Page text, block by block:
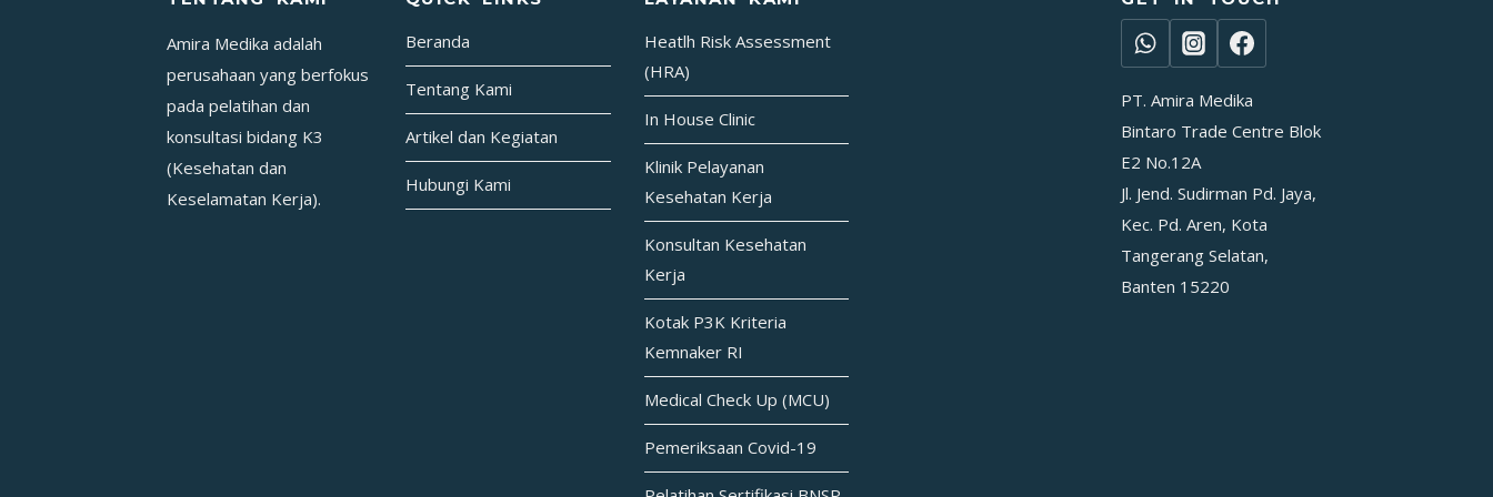
(FRAKTUR)
Amira Medika adalah
perusahaan yang berfokus
pada pelatihan dan
konsultasi bidang K3
(Kesehatan dan
Keselamatan Kerja).
Beranda
Tentang Kami
Artikel dan Kegiatan
Hubungi Kami
Heatlh Risk Assessment
(HRA)
In House Clinic
Klinik Pelayanan
Kesehatan Kerja
Konsultan Kesehatan
Kerja
Kotak P3K Kriteria
Kemnaker RI
Medical Check Up (MCU)
Pemeriksaan Covid-19
PT. Amira Medika
Bintaro Trade Centre Blok
E2 No.12A
Jl. Jend. Sudirman Pd. Jaya,
Kec. Pd. Aren, Kota
Tangerang Selatan,
Banten 15220